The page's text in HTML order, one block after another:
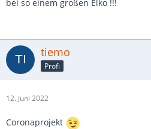
bei so einem großen Elko !!!
tiemo
Profi
12. Juni 2022
Coronaprojekt